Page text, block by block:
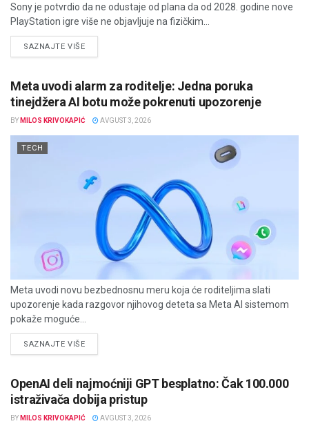
Sony je potvrdio da ne odustaje od plana da od 2028. godine nove
PlayStation igre više ne objavljuje na fizičkim...
SAZNAJTE VIŠEDETAILS
Meta uvodi alarm za roditelje: Jedna poruka
tinejdžera AI botu može pokrenuti upozorenje
BY MILOS KRIVOKAPIĆ AVGUST 3, 2026
TECH
Meta uvodi novu bezbednosnu meru koja će roditeljima slati
upozorenje kada razgovor njihovog deteta sa Meta AI sistemom
pokaže moguće...
SAZNAJTE VIŠEDETAILS
OpenAI deli najmoćniji GPT besplatno: Čak 100.000
istraživača dobija pristup
BY MILOS KRIVOKAPIĆ AVGUST 3, 2026